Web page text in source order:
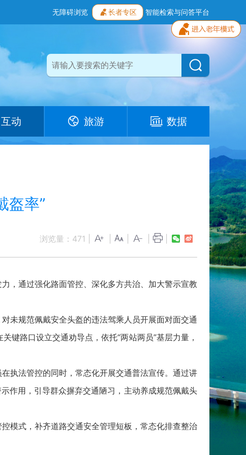
无障碍浏览 长者专区 智能检索与问答平台
互动 旅游 数据
盔率”
浏览量： 471
通过强化路面管控、深化多方共治、加大警示宣教
规范佩戴安全头盔的违法驾乘人员开展面对面交通
键路口设立交通劝导点，依托“两站两员”基层力量，
执法管控的同时，常态化开展交通普法宣传。通过讲
作用，引导群众摒弃交通陋习，主动养成规范佩戴头
模式，补齐道路交通安全管理短板，常态化排查整治